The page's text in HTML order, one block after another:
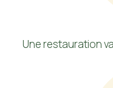
Une restauration